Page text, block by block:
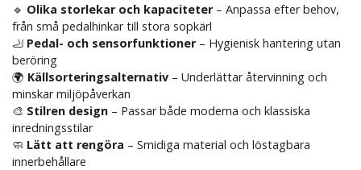
🔹 Olika storlekar och kapaciteter– Anpassa efter behov,
från små pedalhinkar till stora sopkärl
🦶 Pedal- och sensorfunktioner– Hygienisk hantering utan
beröring
🌍 Källsorteringsalternativ – Underlättar återvinning och
minskar miljöpåverkan
🎨 Stilren design – Passar både moderna och klassiska
inredningsstilar
🧼 Lätt att rengöra – Smidiga material och löstagbara
innerbehållare